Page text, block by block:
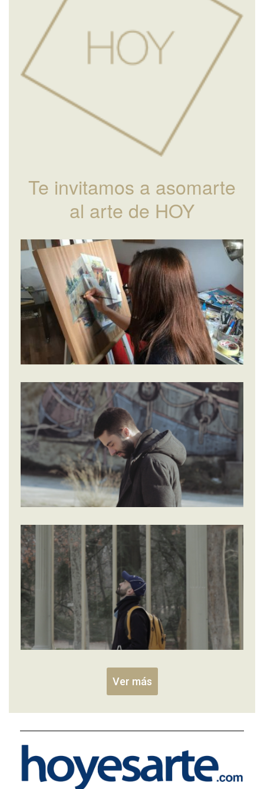
Te invitamos a asomarte
al arte de HOY
Ver más